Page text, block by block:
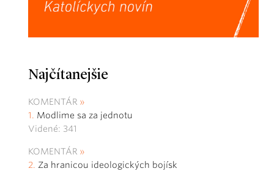
Najčítanejšie
KOMENTÁR
Modlime sa za jednotu
Videné: 341
KOMENTÁR
Za hranicou ideologických bojísk